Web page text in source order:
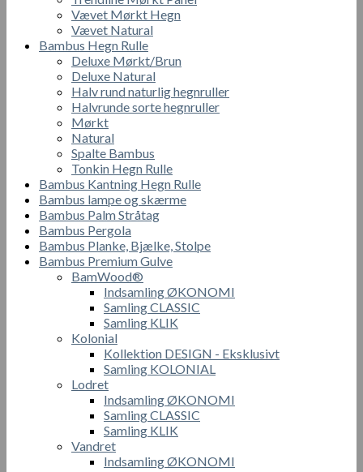
Vævet Mørkt Hegn
Vævet Natural
Bambus Hegn Rulle
Deluxe Mørkt/Brun
Deluxe Natural
Halv rund naturlig hegnruller
Halvrunde sorte hegnruller
Mørkt
Natural
Spalte Bambus
Tonkin Hegn Rulle
Bambus Kantning Hegn Rulle
Bambus lampe og skærme
Bambus Palm Stråtag
Bambus Pergola
Bambus Planke, Bjælke, Stolpe
Bambus Premium Gulve
BamWood®
Indsamling ØKONOMI
Samling CLASSIC
Samling KLIK
Kolonial
Kollektion DESIGN - Eksklusivt
Samling KOLONIAL
Lodret
Indsamling ØKONOMI
Samling CLASSIC
Samling KLIK
Vandret
Indsamling ØKONOMI